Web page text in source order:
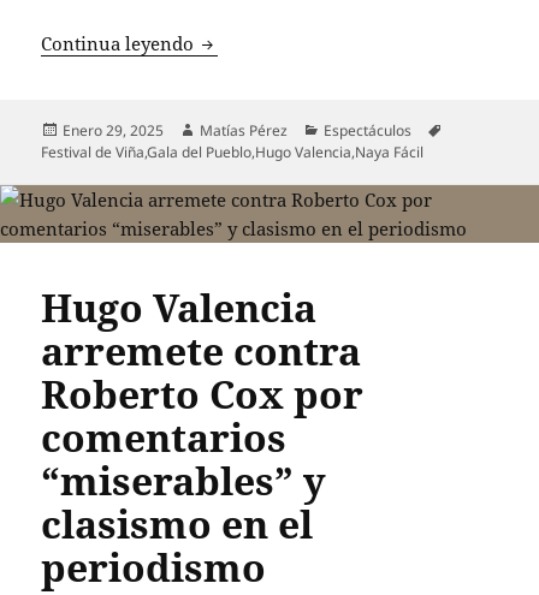
Continua leyendo La Gala del Pueblo de Naya Fácil
Publicado
el
Enero 29, 2025 Autor
Matías Pérez Categorías
Espectáculos
Festival de Viña,Gala del Pueblo,Hugo Valencia,Naya Fácil
Hugo Valencia
arremete contra
Roberto Cox por
comentarios
“miserables” y
clasismo en el
periodismo